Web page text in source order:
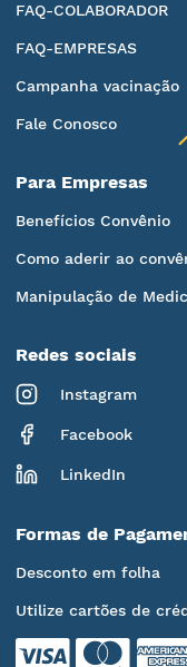
FAQ-COLABORADOR
FAQ-EMPRESAS
Campanha vacinação
Fale Conosco
Para Empresas
Benefícios Convênio
Como aderir ao
Manipulação de
Redes sociais
Instagram
Facebook
LinkedIn
Formas de
Desconto em folha
Utilize cartões de